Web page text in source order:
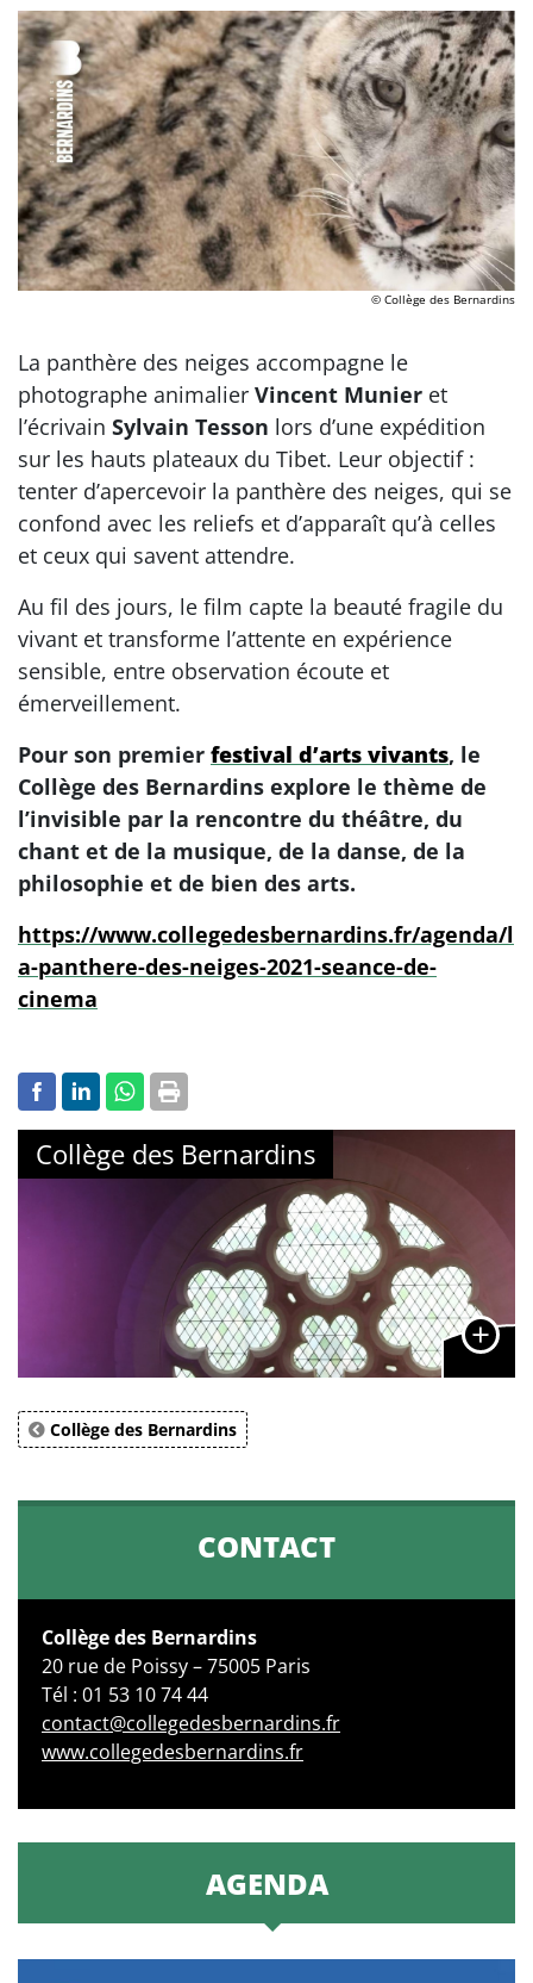
© Collège des Bernardins
La panthère des neiges accompagne le
photographe animalier Vincent Munier et
l’écrivain Sylvain Tesson lors d’une expédition
sur les hauts plateaux du Tibet. Leur objectif :
tenter d’apercevoir la panthère des neiges, qui se
confond avec les reliefs et d’apparaît qu’à celles
et ceux qui savent attendre.
Au fil des jours, le film capte la beauté fragile du
vivant et transforme l’attente en expérience
sensible, entre observation écoute et
émerveillement.
Pour son premier festival d’arts vivants, le
Collège des Bernardins explore le thème de
l’invisible par la rencontre du théâtre, du
chant et de la musique, de la danse, de la
philosophie et de bien des arts.
https://www.collegedesbernardins.fr/agenda/l
a-panthere-des-neiges-2021-seance-de-
cinema
Collège des Bernardins
Collège des Bernardins
CONTACT
Collège des Bernardins
20 rue de Poissy – 75005 Paris
Tél : 01 53 10 74 44
contact@collegedesbernardins.fr
www.collegedesbernardins.fr
AGENDA